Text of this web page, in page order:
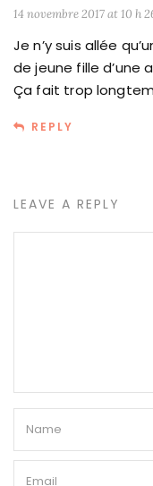
14 novembre 2017 at 10 h
Je n’y suis allée
de jeune fille d’une
Ça fait trop
REPLY
LEAVE A REPLY